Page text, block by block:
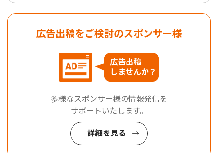
広告出稿をご検討のスポンサー様
広告出稿
しませんか？
多様なスポンサー様の情報発信を
サポートいたします。
詳細を見る